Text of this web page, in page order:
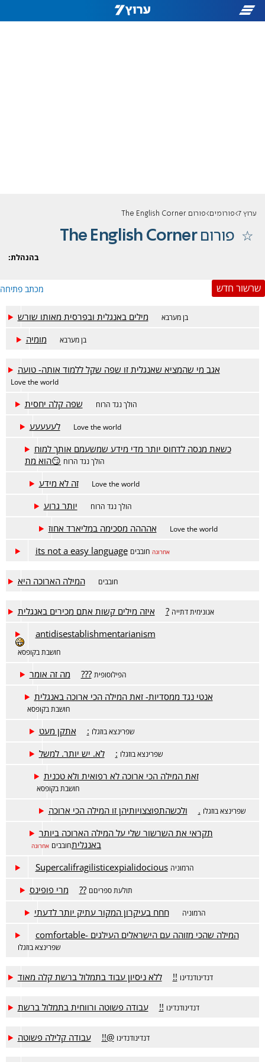
ערוץ 7 פורומים פורום The English Corner
פורוםThe English Corner
בהנהלת:
מכתב פתיחה שרשור חדש
מילים באנגלית ובפרסית מאותו שורש בן מערבא
מומיה בן מערבא
אגב מי שהמציא שאנגלית זו שפה שקל ללמוד אותה- טועה
Love the world
שפה קלה יחסית הולך נגד הרוח
לעעעעע Love the world
כשאת מנסה לדחוס יותר מדי מידע שמשעמם אותך למוח
הוא מת😏 הולך נגד הרוח
זה לא מידע Love the world
יותר גרוע הולך נגד הרוח
אהההה מסכימה במליארד אחוז Love the world
its not a easy language חובבים אחרונה
המילה הארוכה היא חובבים
איזה מילים קשות אתם מכירים באנגלית? אנונימית דתייה
antidisestablishmentarianism
חושבת בקופסא
מה זה אומר??? הפילוסופית
אנטי נגד ממסדיות- זאת המילה הכי ארוכה באנגלית
חושבת בקופסא
אתקן מעט: שפרינצא בוזגלו
לא. יש יותר. למשל: שפרינצא בוזגלו
זאת המילה הכי ארוכה לא רפואית ולא טכנית
חושבת בקופסא
ולכשהתפוצצויותיהן זו המילה הכי ארוכה. שפרינצא בוזגלו
תקראי את השרשור שלי על המילה הארוכה ביותר
באנגליתחובבים אחרונה
Supercalifragilisticexpialidocious הרמוניה
מרי פופינס?? תולעת ספריםם
חחח בעיקרון המקור עתיק יותר לדעתי הרמוניה
comfortable- המילה שהכי מזוהה עם הישראלים העילגים
שפרינצא בוזגלו
ללא ניסיון עבוד בתמלול ברשת קלה מאוד!! דנדינודנדינו
עבודה פשוטה ורווחית בתמלול ברשת!! דנדינודנדינו
עבודה קלילה פשוטה!!@ דנדינודנדינו